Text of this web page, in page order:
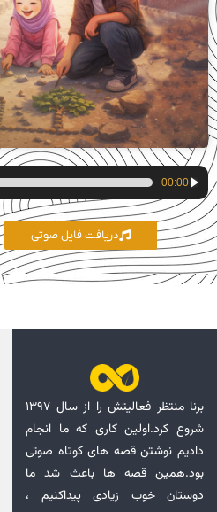
پخش‌کننده
صوت
00:00
دریافت فایل صوتی
برنا منتظر فعالیتش را از سال ۱۳۹۷
شروع کرد.اولین کاری که ما انجام
دادیم نوشتن قصه های کوتاه صوتی
بود.همین قصه ها باعث شد ما
دوستان خوب زیادی پیداکنیم ،